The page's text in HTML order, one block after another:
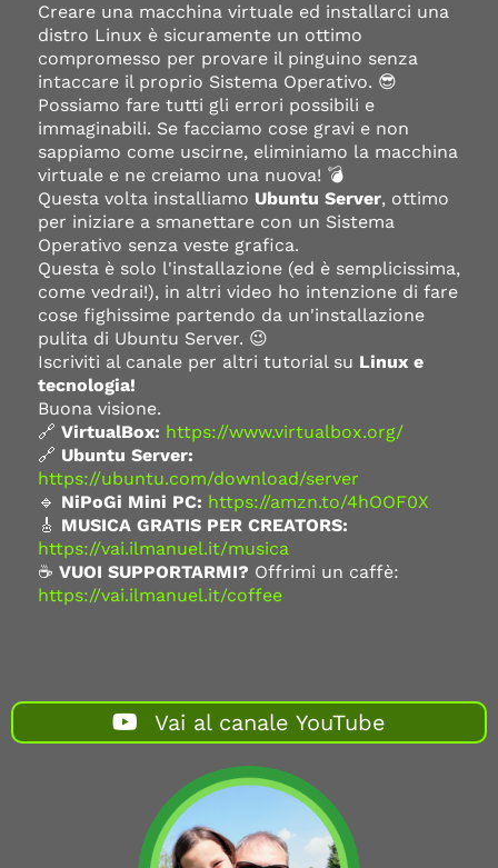
Creare una macchina virtuale ed installarci una
distro Linux è sicuramente un ottimo
compromesso per provare il pinguino senza
intaccare il proprio Sistema Operativo. 😎
Possiamo fare tutti gli errori possibili e
immaginabili. Se facciamo cose gravi e non
sappiamo come uscirne, eliminiamo la macchina
virtuale e ne creiamo una nuova! 💣
Questa volta installiamo Ubuntu Server, ottimo
per iniziare a smanettare con un Sistema
Operativo senza veste grafica.
Questa è solo l'installazione (ed è semplicissima,
come vedrai!), in altri video ho intenzione di fare
cose fighissime partendo da un'installazione
pulita di Ubuntu Server. 😉
Iscriviti al canale per altri tutorial su Linux e
tecnologia!
Buona visione.
🔗 VirtualBox: https://www.virtualbox.org/
🔗 Ubuntu Server:
https://ubuntu.com/download/server
🔹 NiPoGi Mini PC: https://amzn.to/4hOOF0X
🎸 MUSICA GRATIS PER CREATORS:
https://vai.ilmanuel.it/musica
☕ VUOI SUPPORTARMI? Offrimi un caffè:
https://vai.ilmanuel.it/coffee
Vai al canale YouTube